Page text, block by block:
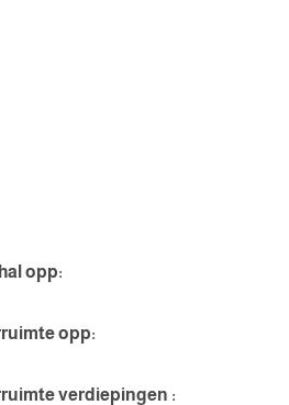
opp:
opp:
verdiepingen :